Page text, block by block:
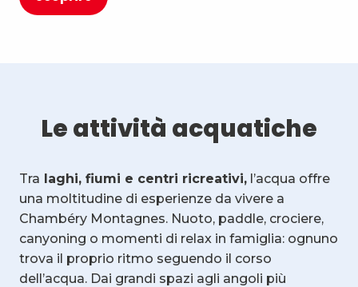
Le attività acquatiche
Tra laghi, fiumi e centri ricreativi, l’acqua offre
una moltitudine di esperienze da vivere a
Chambéry Montagnes. Nuoto, paddle, crociere,
canyoning o momenti di relax in famiglia: ognuno
trova il proprio ritmo seguendo il corso
dell’acqua. Dai grandi spazi agli angoli più